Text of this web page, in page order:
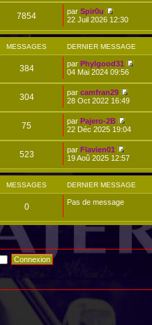
7854 parSpir0u
22 Juil 2026 12:30
MESSAGES DERNIER MESSAGE
384 parPhylgood31
04 Mai 2024 09:56
304 parcamfran29
28 Oct 2022 16:49
75 parPajero-2B
22 Déc 2025 19:04
523 parFlavien01
19 Aoû 2025 12:57
MESSAGES DERNIER MESSAGE
0 Pas de message